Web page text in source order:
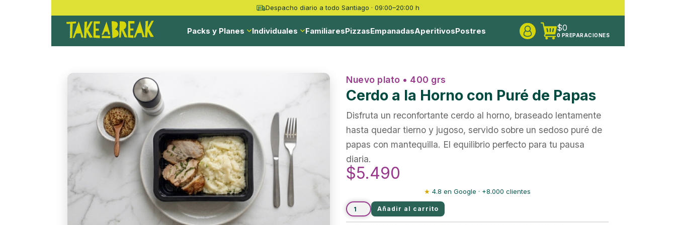
Despacho diario a todo Santiago · 09:00–20:00 h
Packs y Planes Individuales FamiliaresPizzasEmpanadasAperitivosPostres $0
0 PREPARACIONES
Nuevo plato • 400 grs
Cerdo a la Horno con Puré de Papas
Disfruta un reconfortante cerdo al horno, braseado lentamente
hasta quedar tierno y jugoso, servido sobre un sedoso puré de
papas con mantequilla. El equilibrio perfecto para tu pausa
diaria.
$5.490
★ 4.8 en Google · +8.000 clientes
Añadir al carrito